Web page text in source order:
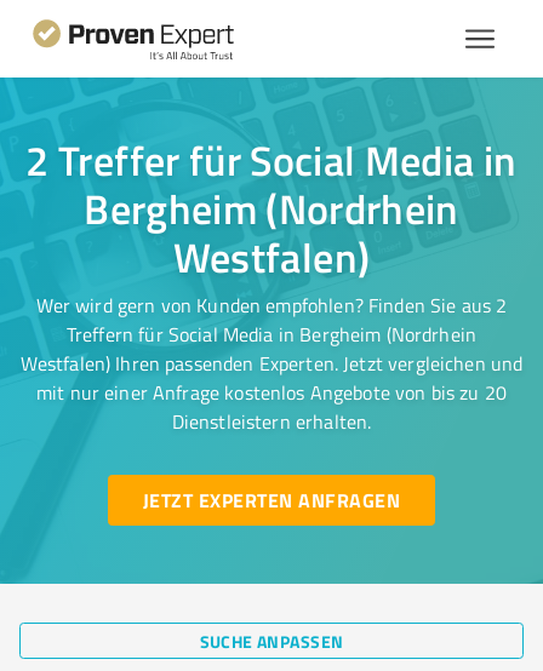
2 Treffer für Social Media in
Bergheim (Nordrhein
Westfalen)
Wer wird gern von Kunden empfohlen? Finden Sie aus 2
Treffern für Social Media in Bergheim (Nordrhein
Westfalen) Ihren passenden Experten. Jetzt vergleichen und
mit nur einer Anfrage kostenlos Angebote von bis zu 20
Dienstleistern erhalten.
JETZT EXPERTEN ANFRAGEN
SUCHE ANPASSEN